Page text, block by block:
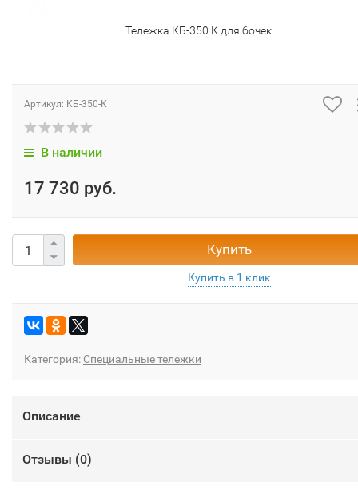
Тележка КБ-350 К для бочек
Артикул: КБ-350-К
В наличии
17 730 руб.
Купить
Категория: Специальные тележки
Описание
Отзывы (0)